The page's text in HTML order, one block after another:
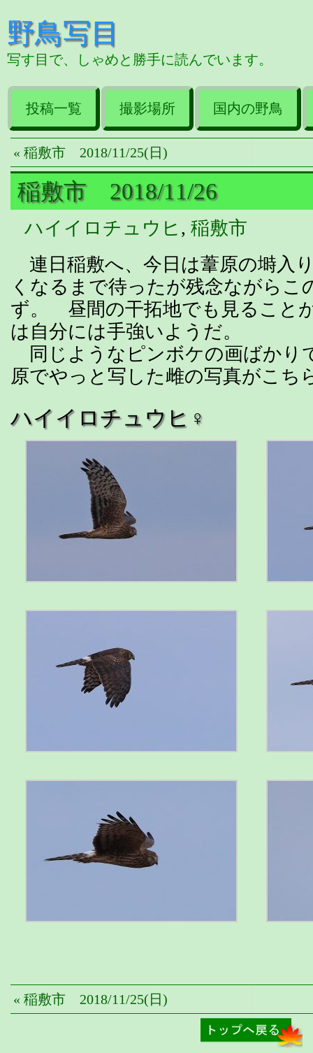
野鳥写目
写す目で、しゃめと勝手に読んでいます。
投稿一覧 撮影場所 国内の野鳥
« 稲敷市 2018/11/25(日)
稲敷市 2018/11/26
ハイイロチュウヒ , 稲敷市
連日稲敷へ、今日は葦原の塒入
くなるまで待ったが残念ながらこ
ず。 昼間の干拓地でも見ること
は自分には手強いようだ。
同じようなピンボケの画ばかり
原でやっと写した雌の写真がこち
ハイイロチュウヒ♀
« 稲敷市 2018/11/25(日)